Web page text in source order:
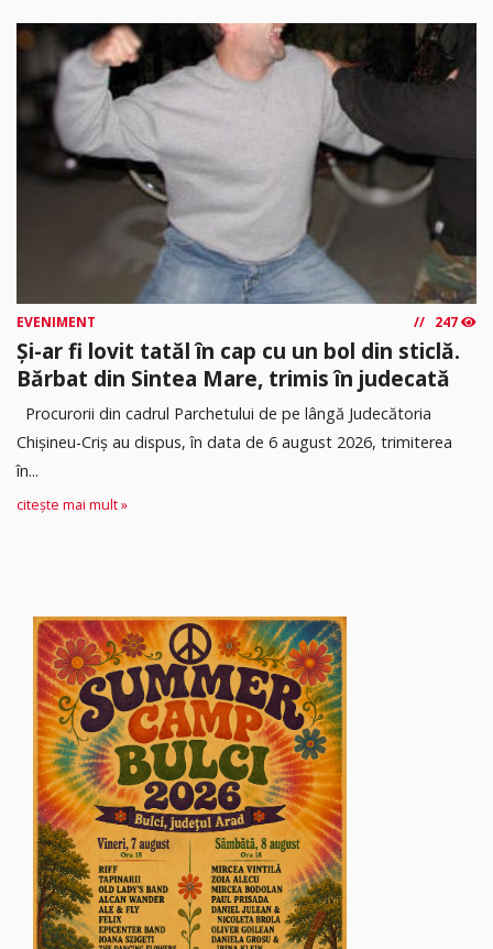
EVENIMENT 247
Și-ar fi lovit tatăl în cap cu un bol din sticlă.
Bărbat din Sintea Mare, trimis în judecată
Procurorii din cadrul Parchetului de pe lângă Judecătoria
Chișineu-Criș au dispus, în data de 6 august 2026, trimiterea
în...
citește mai mult »